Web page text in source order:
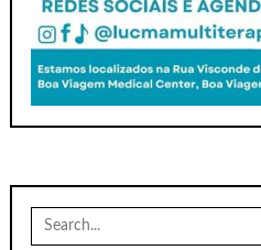
Search
for: